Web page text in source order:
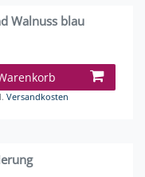
Walnuss blau
Versandkosten